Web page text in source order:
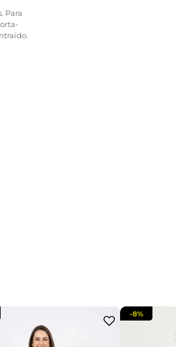
Para
-8%